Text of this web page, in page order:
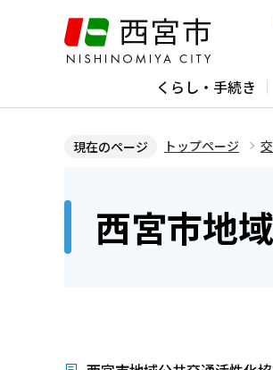
ジ
くらし・手続き
現在のページ トップページ
西宮市地